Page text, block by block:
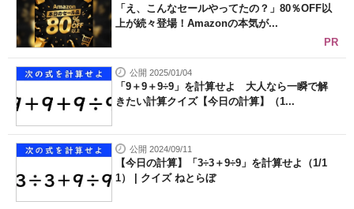
「え、こんなセールやってたの？」80％OFF以
上が続々登場！Amazonの本気が...
PR
公開 2025/01/04
「9＋9＋9÷9」を計算せよ 大人なら一瞬で解
きたい計算クイズ【今日の計算】（1...
公開 2024/09/11
【今日の計算】「3÷3＋9÷9」を計算せよ（1/1
1） | クイズ ねとらぼ